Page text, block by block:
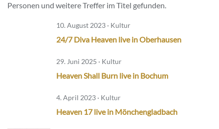
Personen und weitere Treffer im Titel gefunden.
10. August 2023 · Kultur
24/7 Diva Heaven live in Oberhausen
29. Juni 2025 · Kultur
Heaven Shall Burn live in Bochum
4. April 2023 · Kultur
Heaven 17 live in Mönchengladbach